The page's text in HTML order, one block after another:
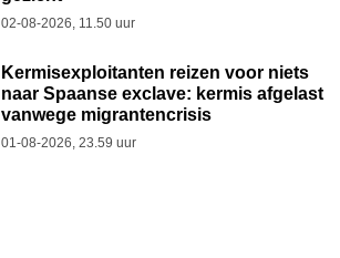
02-08-2026, 11.50 uur
Kermisexploitanten reizen voor niets
naar Spaanse exclave: kermis afgelast
vanwege migrantencrisis
01-08-2026, 23.59 uur